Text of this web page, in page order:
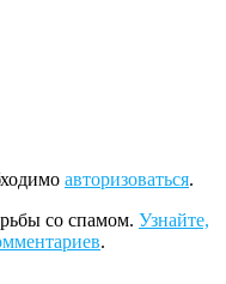
авторизоваться.
со спамом. Узнайте,
.